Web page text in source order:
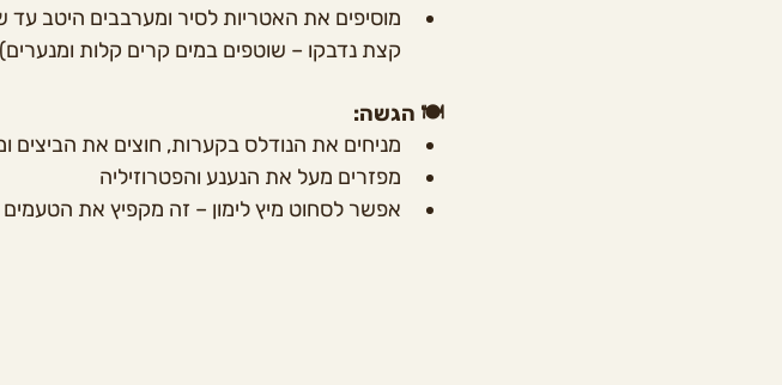
מוסיפים את האטריות לסיר ומערבבים היטב עד
קצת נדבקו – שוטפים במים קרים קלות ומנערים)
🍽️ הגשה:
מניחים את הנודלס בקערות, חוצים את הביצים ומניחים מעל
מפזרים מעל את הנענע והפטרוזיליה
אפשר לסחוט מיץ לימון – זה מקפיץ את הטעמים